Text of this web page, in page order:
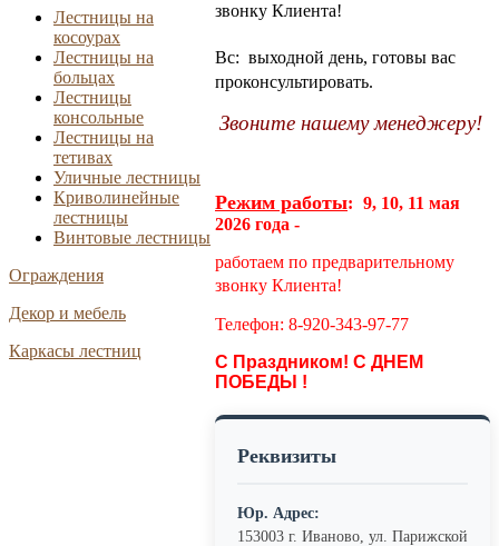
Лестницы на
косоурах
Лестницы на
больцах
Лестницы
консольные
Лестницы на
тетивах
Уличные лестницы
Криволинейные
лестницы
Винтовые лестницы
Ограждения
Декор и мебель
Каркасы лестниц
звонку Клиента!
Вс: выходной день, готовы вас
проконсультировать.
Звоните нашему менеджеру!
Режим работы: 9, 10, 11 мая
2026 года -
работаем по предварительному
звонку Клиента!
Телефон: 8-920-343-97-77
С Праздником! С ДНЕМ
ПОБЕДЫ !
Реквизиты
Юр. Адрес:
153003 г. Иваново, ул. Парижской